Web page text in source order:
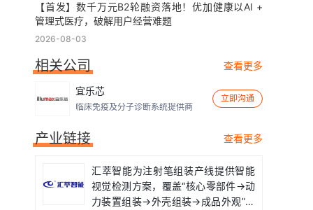
【首发】数千万元B2轮融资落地！优加健康以AI +
管理式医疗，破解用户经营难题
2026-08-03
相关公司 查看更多
宜乐芯
临床免疫及分子诊断系统提供商
立即沟通
产业链接 查看更多
汇萃智能为注射笔组装产线提供智能
视觉检测方案，覆盖“核心零部件→动
力装置组装→外壳组装→成品外观”全